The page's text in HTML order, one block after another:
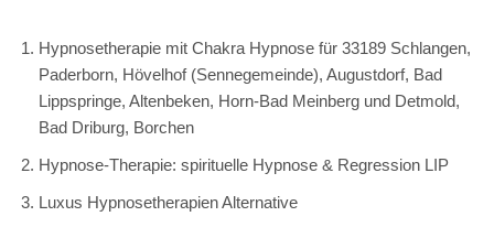
Hypnosetherapie mit Chakra Hypnose für 33189 Schlangen,
Paderborn, Hövelhof (Sennegemeinde), Augustdorf, Bad
Lippspringe, Altenbeken, Horn-Bad Meinberg und Detmold,
Bad Driburg, Borchen
Hypnose-Therapie: spirituelle Hypnose & Regression LIP
Luxus Hypnosetherapien Alternative